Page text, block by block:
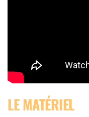
LE MATÉRIEL